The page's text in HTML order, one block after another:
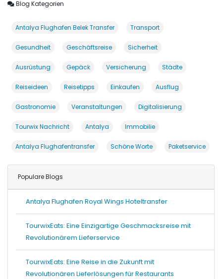
Blog Kategorien
Antalya Flughafen Belek Transfer Transport
Gesundheit Geschäftsreise Sicherheit
Ausrüstung Gepäck Versicherung Städte
Reiseideen Reisetipps Einkaufen Ausflug
Gastronomie Veranstaltungen Digitalisierung
Tourwix Nachricht Antalya Immobilie
Antalya Flughafentransfer Schöne Worte Paketservice
Populare Blogs
Antalya Flughafen Royal Wings Hoteltransfer
TourwixEats: Eine Einzigartige Geschmacksreise mit
Revolutionärem Lieferservice
TourwixEats: Eine Reise in die Zukunft mit
Revolutionären Lieferlösungen für Restaurants